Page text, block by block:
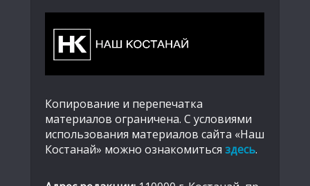
Копирование и перепечатка
материалов ограничена. С условиями
использования материалов сайта «Наш
Костанай» можно ознакомиться здесь.